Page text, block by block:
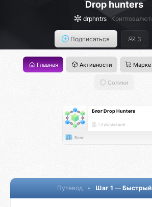
Drop hunters
drphntrs
Подписаться 3
Главная Активности
Солики
Блог Drop Hunters
1 публикация
Блог
Путевод • Шаг 1 — Быстрый